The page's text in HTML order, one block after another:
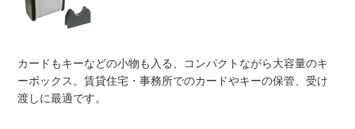
カードもキーなどの小物も入る、コンパクトながら大容量のキ
ーボックス。賃貸住宅・事務所でのカードやキーの保管、受け
渡しに最適です。